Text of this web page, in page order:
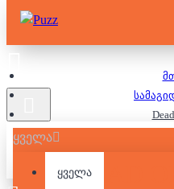
ყველა
ყველა
DEAD